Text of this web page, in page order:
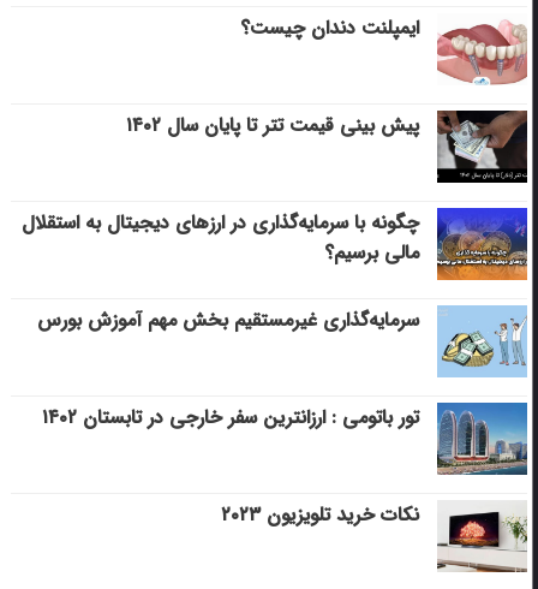
ایمپلنت دندان چیست؟
پیش بینی قیمت تتر تا پایان سال ۱۴۰۲
چگونه با سرمایه‌گذاری در ارزهای دیجیتال به استقلال
مالی برسیم؟
سرمایه‌گذاری غیرمستقیم بخش مهم آموزش بورس
تور باتومی : ارزانترین سفر خارجی در تابستان ۱۴۰۲
نکات خرید تلویزیون ۲۰۲۳